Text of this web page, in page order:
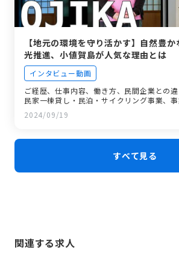
【地元の環境を守り活かす】自然豊
光推進、小値賀島が人気な理由とは
インタビュー動画
ご経歴、仕事内容、働き方、民間企業との
民家一棟貸し・民泊・サイクリング事業、
2024/09/19
すべて見る
関連する求人